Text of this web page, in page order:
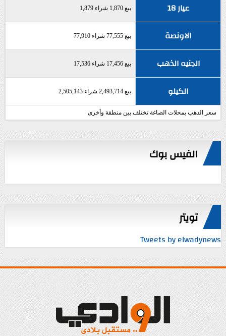
عيار 18 بيع 1,870 شراء 1,879
الاونصة بيع 77,555 شراء 77,910
الجنيه الذهب بيع 17,456 شراء 17,536
الكيلو بيع 2,493,714 شراء 2,505,143
سعر الذهب بمحلات الصاغة تختلف بين منطقة وأخرى
الفيس بوك
تويتر
Tweets by elwadynews